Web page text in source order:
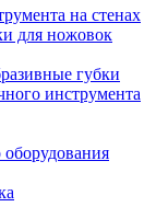
на стенах
для ножовок
губки
инструмента